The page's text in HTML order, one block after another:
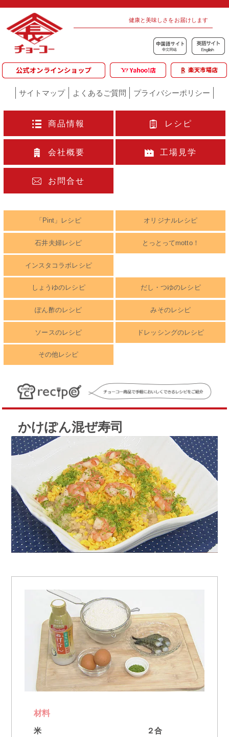
健康と美味しさをお届けします
サイトマップ よくあるご質問 プライバシーポリシー
商品情報 レシピ
会社概要 工場見学
お問合せ
「Pint」レシピ オリジナルレシピ
石井夫婦レシピ とっとってmotto！
インスタコラボレシピ
しょうゆのレシピ だし・つゆのレシピ
ぽん酢のレシピ みそのレシピ
ソースのレシピ ドレッシングのレシピ
その他レシピ
かけぽん混ぜ寿司
材料
米
２合